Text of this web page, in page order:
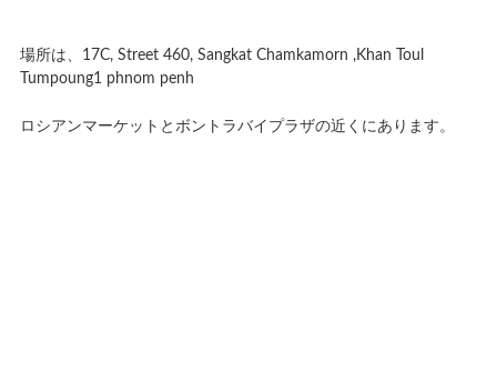
場所は、17C, Street 460, Sangkat Chamkamorn ,Khan Toul
Tumpoung1 phnom penh
ロシアンマーケットとボントラバイプラザの近くにあります。